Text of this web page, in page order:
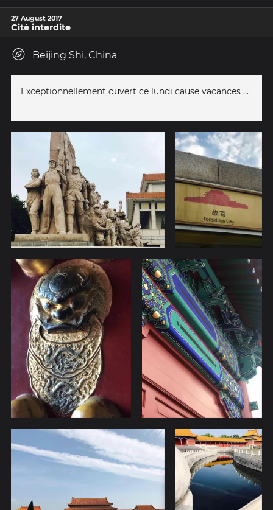
27 August 2017
Cité interdite
Beijing Shi, China
Exceptionnellement ouvert ce lundi cause vacances ...